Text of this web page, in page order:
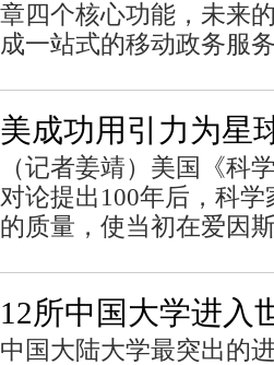
章四个核心功能，未来
成一站式的移动政务服务
美成功用引力为星
（记者姜靖）美国《科
对论提出100年后，科
的质量，使当初在爱因
12所中国大学进入
中国大陆大学最突出的